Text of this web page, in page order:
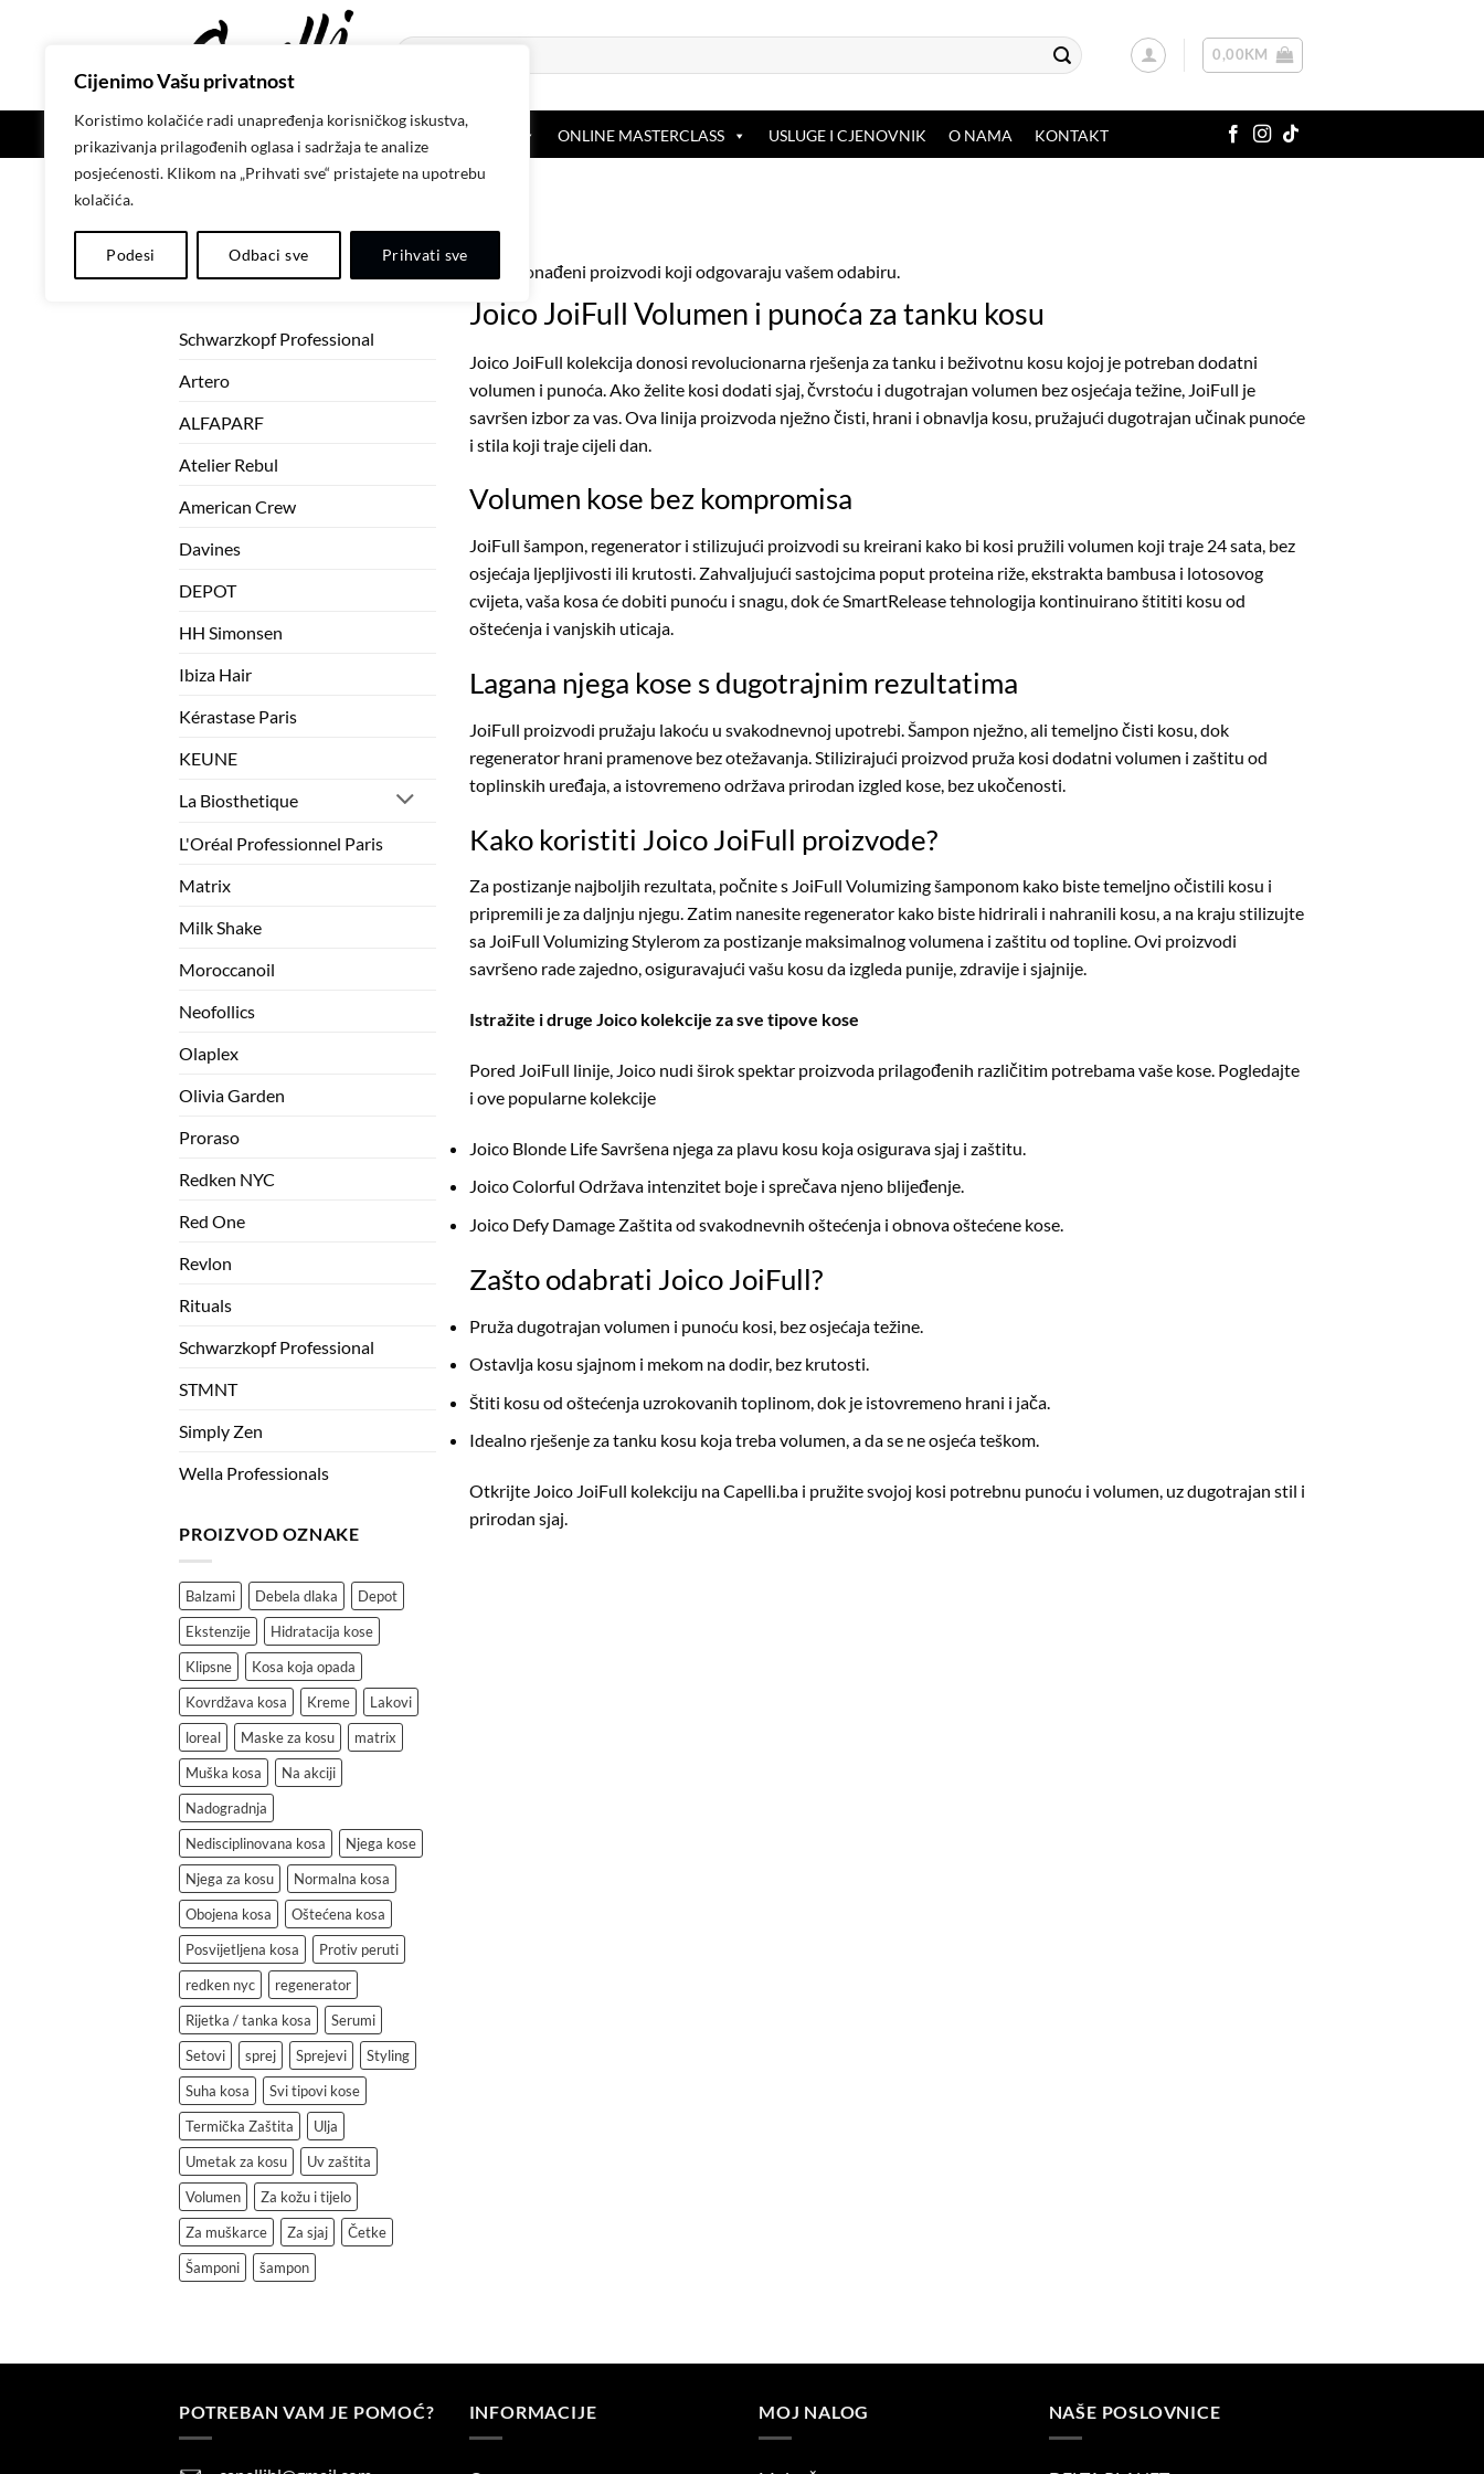
Cijenimo Vašu privatnost
Koristimo kolačiće radi unapređenja korisničkog iskustva,
prikazivanja prilagođenih oglasa i sadržaja te analize
posjećenosti. Klikom na „Prihvati sve“ pristajete na upotrebu
kolačića.
Podesi Odbaci sve Prihvati sve
Pretraži: 0,00KM
ONLINE MASTERCLASS USLUGE I CJENOVNIK O NAMA KONTAKT
Schwarzkopf Professional
Artero
ALFAPARF
Atelier Rebul
American Crew
Davines
DEPOT
HH Simonsen
Ibiza Hair
Kérastase Paris
KEUNE
La Biosthetique
L'Oréal Professionnel Paris
Matrix
Milk Shake
Moroccanoil
Neofollics
Olaplex
Olivia Garden
Proraso
Redken NYC
Red One
Revlon
Rituals
Schwarzkopf Professional
STMNT
Simply Zen
Wella Professionals
PROIZVOD OZNAKE
Balzami Debela dlaka
Depot
Ekstenzije
Hidratacija kose
Klipsne
Kosa koja opada
Kovrdžava kosa
Kreme
Lakovi
loreal
Maske za kosu
matrix
Muška kosa
Na akciji
Nadogradnja
Nedisciplinovana kosa
Njega kose
Njega za kosu
Normalna kosa
Obojena kosa
Oštećena kosa
Posvijetljena kosa
Protiv peruti
redken nyc
regenerator
Rijetka / tanka kosa
Serumi
Setovi
sprej Sprejevi
Styling
Suha kosa
Svi tipovi kose
Termička Zaštita
Ulja
Umetak za kosu
Uv zaštita
Volumen
Za kožu i tijelo
Za muškarce
Za sjaj
Četke
Šamponi
šampon
Nisu pronađeni proizvodi koji odgovaraju vašem odabiru.
Joico JoiFull Volumen i punoća za tanku kosu
Joico JoiFull kolekcija donosi revolucionarna rješenja za tanku i beživotnu kosu kojoj je potreban dodatni
volumen i punoća. Ako želite kosi dodati sjaj, čvrstoću i dugotrajan volumen bez osjećaja težine, JoiFull je
savršen izbor za vas. Ova linija proizvoda nježno čisti, hrani i obnavlja kosu, pružajući dugotrajan učinak punoće
i stila koji traje cijeli dan.
Volumen kose bez kompromisa
JoiFull šampon, regenerator i stilizujući proizvodi su kreirani kako bi kosi pružili volumen koji traje 24 sata, bez
osjećaja ljepljivosti ili krutosti. Zahvaljujući sastojcima poput proteina riže, ekstrakta bambusa i lotosovog
cvijeta, vaša kosa će dobiti punoću i snagu, dok će SmartRelease tehnologija kontinuirano štititi kosu od
oštećenja i vanjskih uticaja.
Lagana njega kose s dugotrajnim rezultatima
JoiFull proizvodi pružaju lakoću u svakodnevnoj upotrebi. Šampon nježno, ali temeljno čisti kosu, dok
regenerator hrani pramenove bez otežavanja. Stilizirajući proizvod pruža kosi dodatni volumen i zaštitu od
toplinskih uređaja, a istovremeno održava prirodan izgled kose, bez ukočenosti.
Kako koristiti Joico JoiFull proizvode?
Za postizanje najboljih rezultata, počnite s JoiFull Volumizing šamponom kako biste temeljno očistili kosu i
pripremili je za daljnju njegu. Zatim nanesite regenerator kako biste hidrirali i nahranili kosu, a na kraju stilizujte
sa JoiFull Volumizing Stylerom za postizanje maksimalnog volumena i zaštitu od topline. Ovi proizvodi
savršeno rade zajedno, osiguravajući vašu kosu da izgleda punije, zdravije i sjajnije.
Istražite i druge Joico kolekcije za sve tipove kose
Pored JoiFull linije, Joico nudi širok spektar proizvoda prilagođenih različitim potrebama vaše kose. Pogledajte
i ove popularne kolekcije
Joico Blonde LifeSavršena njega za plavu kosu koja osigurava sjaj i zaštitu.
Joico Colorful Održava intenzitet boje i sprečava njeno blijeđenje.
Joico Defy DamageZaštita od svakodnevnih oštećenja i obnova oštećene kose.
Zašto odabrati Joico JoiFull?
Pruža dugotrajan volumen i punoću kosi, bez osjećaja težine.
Ostavlja kosu sjajnom i mekom na dodir, bez krutosti.
Štiti kosu od oštećenja uzrokovanih toplinom, dok je istovremeno hrani i jača.
Idealno rješenje za tanku kosu koja treba volumen, a da se ne osjeća teškom.
Otkrijte Joico JoiFull kolekciju na Capelli.ba i pružite svojoj kosi potrebnu punoću i volumen, uz dugotrajan stil i
prirodan sjaj.
POTREBAN VAM JE POMOĆ? INFORMACIJE MOJ NALOG NAŠE POSLOVNICE